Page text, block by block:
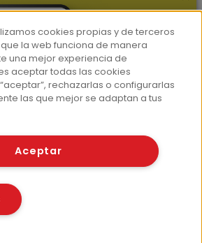
Hemeroteca
Contacto
Prensa
Consumer
© Fundación EROSKI
de cookies
cookies propias y de terceros
la web funciona de manera
una mejor experiencia de
aceptar todas las cookies
rechazarlas o configurarlas
las que mejor se adaptan a tus
Aceptar